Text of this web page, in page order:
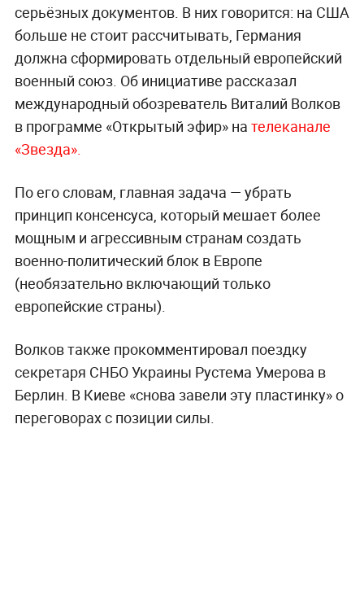
серьёзных документов. В них говорится: на США
больше не стоит рассчитывать, Германия
должна сформировать отдельный европейский
военный союз. Об инициативе рассказал
международный обозреватель Виталий Волков
в программе «Открытый эфир» на телеканале
«Звезда».
По его словам, главная задача — убрать
принцип консенсуса, который мешает более
мощным и агрессивным странам создать
военно-политический блок в Европе
(необязательно включающий только
европейские страны).
Волков также прокомментировал поездку
секретаря СНБО Украины Рустема Умерова в
Берлин. В Киеве «снова завели эту пластинку» о
переговорах с позиции силы.